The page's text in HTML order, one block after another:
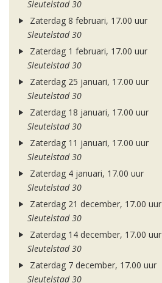
Sleutelstad 30
Zaterdag 8 februari, 17.00 uur
Sleutelstad 30
Zaterdag 1 februari, 17.00 uur
Sleutelstad 30
Zaterdag 25 januari, 17.00 uur
Sleutelstad 30
Zaterdag 18 januari, 17.00 uur
Sleutelstad 30
Zaterdag 11 januari, 17.00 uur
Sleutelstad 30
Zaterdag 4 januari, 17.00 uur
Sleutelstad 30
Zaterdag 21 december, 17.00 uur
Sleutelstad 30
Zaterdag 14 december, 17.00 uur
Sleutelstad 30
Zaterdag 7 december, 17.00 uur
Sleutelstad 30